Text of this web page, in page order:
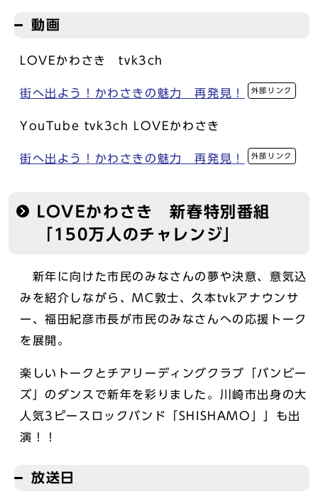
動画
LOVEかわさき tvk3ch
街へ出よう！かわさきの魅力 再発見！ 外部リンク
YouTube tvk3ch LOVEかわさき
街へ出よう！かわさきの魅力 再発見！ 外部リンク
LOVEかわさき 新春特別番組
「150万人のチャレンジ」
新年に向けた市民のみなさんの夢や決意、意気込
みを紹介しながら、MC敦士、久本tvkアナウンサ
ー、福田紀彦市長が市民のみなさんへの応援トーク
を展開。
楽しいトークとチアリーディングクラブ「バンビー
ズ」のダンスで新年を彩りました。川崎市出身の大
人気3ピースロックバンド「SHISHAMO」」も出
演！！
放送日